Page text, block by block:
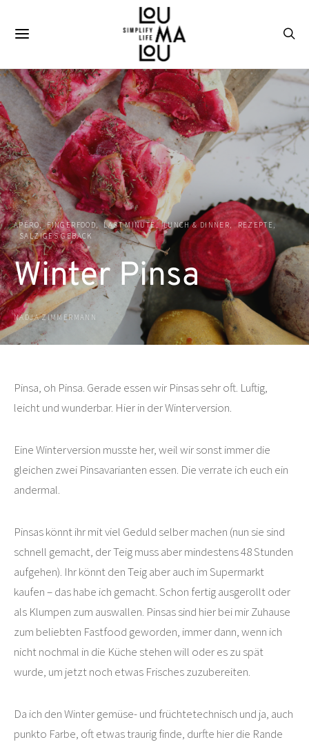
APÉRO FINGERFOOD LAST MINUTE LUNCH & DINNER
REZEPTE
SALZIGES GEBÄCK
Winter Pinsa
NADJA ZIMMERMANN
Pinsa, oh Pinsa. Gerade essen wir Pinsas sehr oft. Luftig,
leicht und wunderbar. Hier in der Winterversion.
Eine Winterversion musste her, weil wir sonst immer die
gleichen zwei Pinsavarianten essen. Die verrate ich euch ein
andermal.
Pinsas könnt ihr mit viel Geduld selber machen (nun sie sind
schnell gemacht, der Teig muss aber mindestens 48 Stunden
aufgehen). Ihr könnt den Teig aber auch im Supermarkt
kaufen – das habe ich gemacht. Schon fertig ausgerollt oder
als Klumpen zum auswallen. Pinsas sind hier bei mir Zuhause
zum beliebten Fastfood geworden, immer dann, wenn ich
nicht nochmal in die Küche stehen will oder es zu spät
wurde, um jetzt noch etwas Frisches zuzubereiten.
Da ich den Winter gemüse- und früchtetechnisch und ja, auch
punkto Farbe, oft etwas traurig finde, durfte hier die Rande